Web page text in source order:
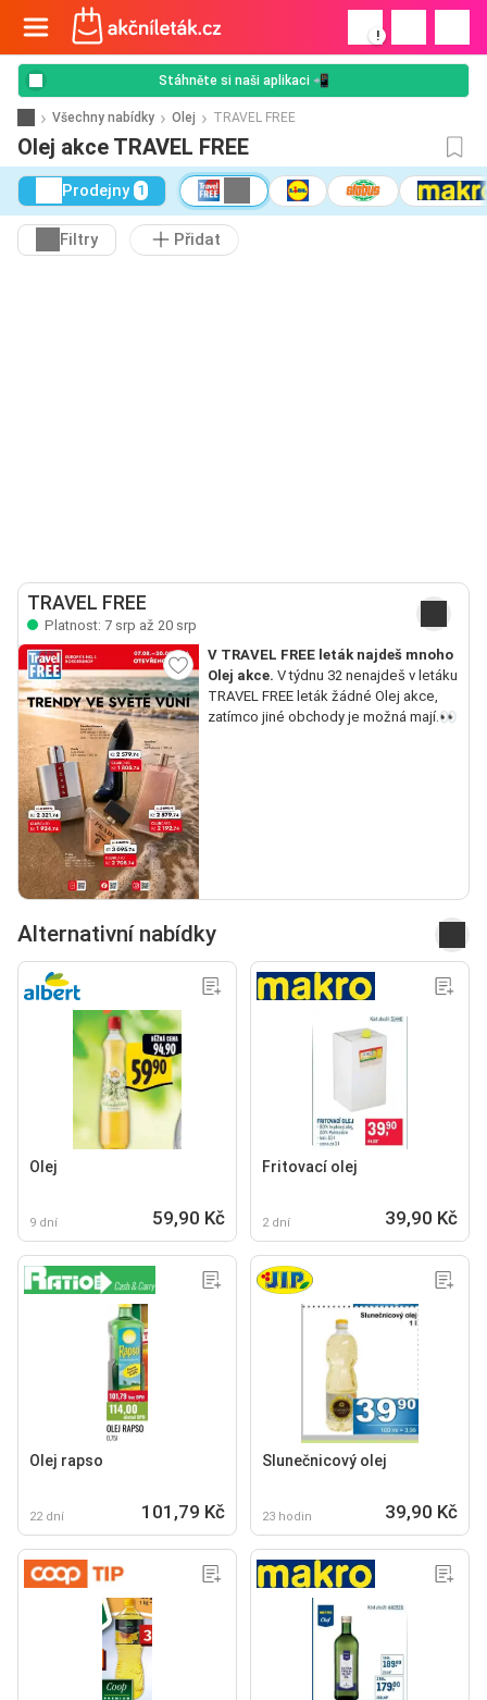
!
Stáhněte si naši aplikaci 📲
Všechny nabídky Olej TRAVEL FREE
Olej akce TRAVEL FREE
Prodejny 1
Filtry Přidat
TRAVEL FREE
Platnost: 7 srp až 20 srp
V TRAVEL FREE leták najdeš mnoho
Olej akce. V týdnu 32 nenajdeš v letáku
TRAVEL FREE leták žádné Olej akce,
zatímco jiné obchody je možná mají.👀
Alternativní nabídky
Olej
9 dní 59,90 Kč
Fritovací olej
2 dní 39,90 Kč
Olej rapso
22 dní 101,79 Kč
Slunečnicový olej
23 hodin 39,90 Kč